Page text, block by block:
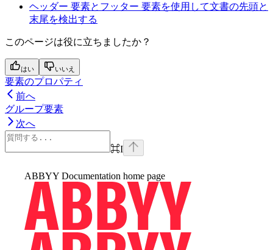
ヘッダー 要素とフッター 要素を使用して文書の先頭と
末尾を検出する
このページは役に立ちましたか？
はい いいえ
要素のプロパティ
前へ
グループ要素
次へ
⌘I
ABBYY Documentation home page